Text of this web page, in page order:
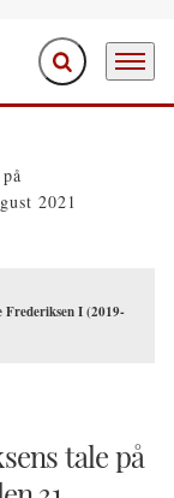
Fold søgefelt ud
Menu
2021
Frederiksen I (2019-
tale på